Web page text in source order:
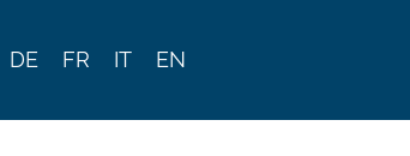
DE FR IT EN